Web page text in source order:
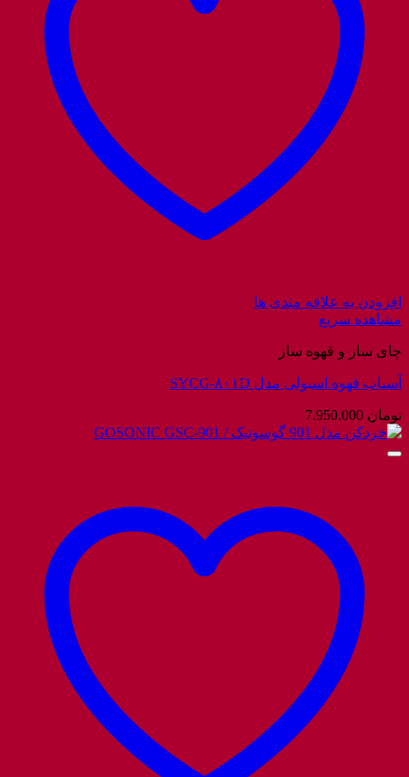
افزودن به علاقه مندی ها
مشاهده سریع
چای ساز و قهوه ساز
آسیاب قهوه اسبولی مدل SYCG-۸۰۱D
تومان